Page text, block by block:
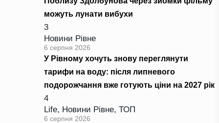
можуть лунати вибухи
3
Новини Рівне
6 серпня 2026
У Рівному хочуть знову переглянути
тарифи на воду: після липневого
подорожчання вже готують ціни на 2027 рік
4
Life, Новини Рівне, ТОП
6 серпня 2026